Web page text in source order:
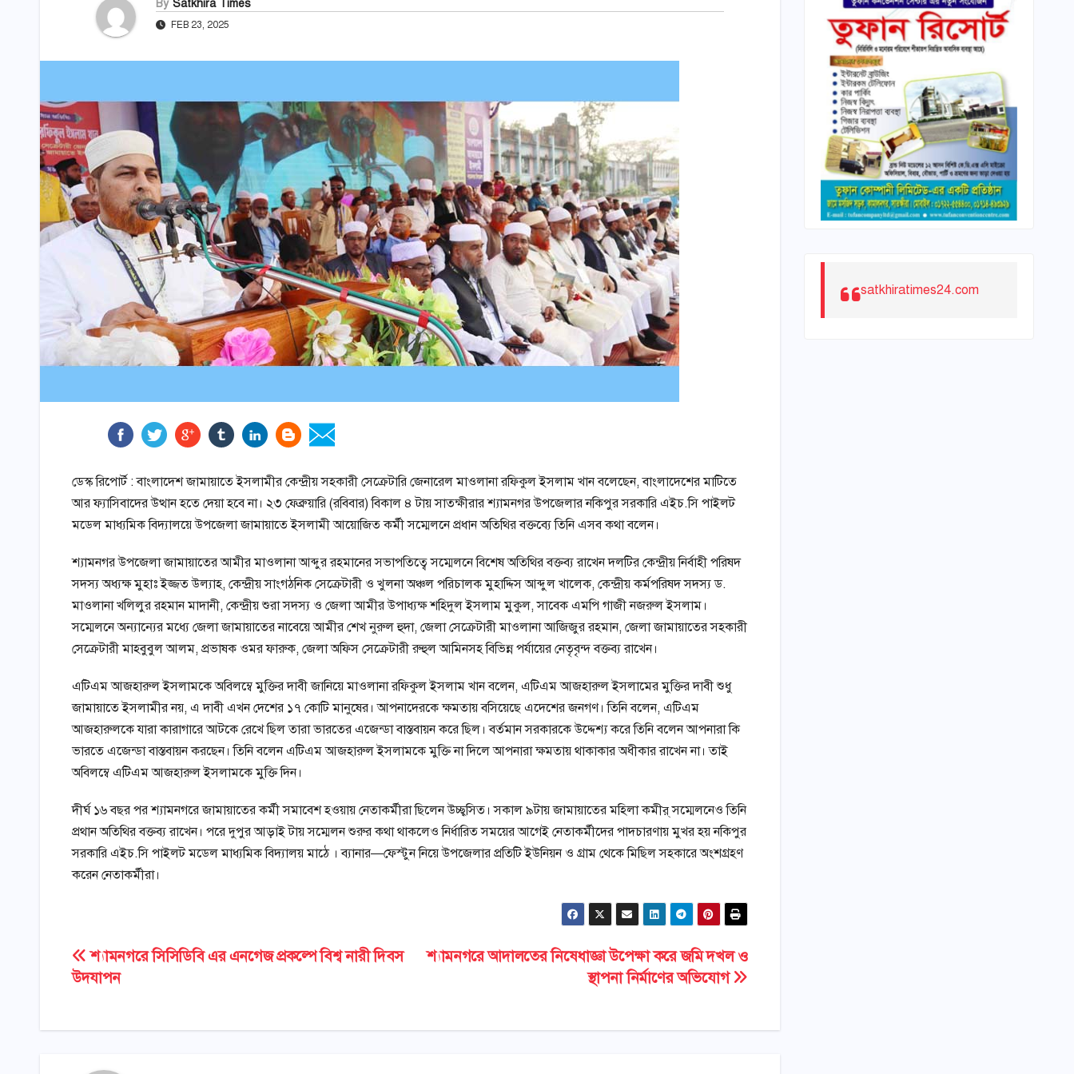
By Satkhira Times
FEB 23, 2025
ডেস্ক রিপোর্ট : বাংলাদেশ জামায়াতে ইসলামীর কেন্দ্রীয় সহকারী সেক্রেটারি জেনারেল মাওলানা রফিকুল ইসলাম খান বলেছেন, বাংলাদেশের মাটিতে
আর ফ্যাসিবাদের উত্থান হতে দেয়া হবে না। ২৩ ফেব্রুয়ারি (রবিবার) বিকাল ৪ টায় সাতক্ষীরার শ্যামনগর উপজেলার নকিপুর সরকারি এইচ.সি পাইলট
মডেল মাধ্যমিক বিদ্যালয়ে উপজেলা জামায়াতে ইসলামী আয়োজিত কর্মী সম্মেলনে প্রধান অতিথির বক্তব্যে তিনি এসব কথা বলেন।
শ্যামনগর উপজেলা জামায়াতের আমীর মাওলানা আব্দুর রহমানের সভাপতিত্বে সম্মেলনে বিশেষ অতিথির বক্তব্য রাখেন দলটির কেন্দ্রীয় নির্বাহী পরিষদ
সদস্য অধ্যক্ষ মুহাঃ ইজ্জত উল্যাহ, কেন্দ্রীয় সাংগঠনিক সেক্রেটারী ও খুলনা অঞ্চল পরিচালক মুহাদ্দিস আব্দুল খালেক, কেন্দ্রীয় কর্মপরিষদ সদস্য ড.
মাওলানা খলিলুর রহমান মাদানী, কেন্দ্রীয় শুরা সদস্য ও জেলা আমীর উপাধ্যক্ষ শহিদুল ইসলাম মুকুল, সাবেক এমপি গাজী নজরুল ইসলাম।
সম্মেলনে অন্যান্যের মধ্যে জেলা জামায়াতের নাবেয়ে আমীর শেখ নুরুল হুদা, জেলা সেক্রেটারী মাওলানা আজিজুর রহমান, জেলা জামায়াতের সহকারী
সেক্রেটারী মাহবুবুল আলম, প্রভাষক ওমর ফারুক, জেলা অফিস সেক্রেটারী রুহুল আমিনসহ বিভিন্ন পর্যায়ের নেতৃবৃন্দ বক্তব্য রাখেন।
এটিএম আজহারুল ইসলামকে অবিলম্বে মুক্তির দাবী জানিয়ে মাওলানা রফিকুল ইসলাম খান বলেন, এটিএম আজহারুল ইসলামের মুক্তির দাবী শুধু
জামায়াতে ইসলামীর নয়, এ দাবী এখন দেশের ১৭ কোটি মানুষের। আপনাদেরকে ক্ষমতায় বসিয়েছে এদেশের জনগণ। তিনি বলেন, এটিএম
আজহারুলকে যারা কারাগারে আটকে রেখে ছিল তারা ভারতের এজেন্ডা বাস্তবায়ন করে ছিল। বর্তমান সরকারকে উদ্দেশ্য করে তিনি বলেন আপনারা কি
ভারতে এজেন্ডা বাস্তবায়ন করছেন। তিনি বলেন এটিএম আজহারুল ইসলামকে মুক্তি না দিলে আপনারা ক্ষমতায় থাকাকার অধীকার রাখেন না। তাই
অবিলম্বে এটিএম আজহারুল ইসলামকে মুক্তি দিন।
দীর্ঘ ১৬ বছর পর শ্যামনগরে জামায়াতের কর্মী সমাবেশ হওয়ায় নেতাকর্মীরা ছিলেন উচ্ছ্বসিত। সকাল ৯টায় জামায়াতের মহিলা কমীর্ সম্মেলনেও তিনি
প্রথান অতিথির বক্তব্য রাখেন। পরে দুপুর আড়াই টায় সম্মেলন শুরুর কথা থাকলেও নির্ধারিত সময়ের আগেই নেতাকর্মীদের পাদচারণায় মুখর হয় নকিপুর
সরকারি এইচ.সি পাইলট মডেল মাধ্যমিক বিদ্যালয় মাঠে । ব্যানার—ফেস্টুন নিয়ে উপজেলার প্রতিটি ইউনিয়ন ও গ্রাম থেকে মিছিল সহকারে অংশগ্রহণ
করেন নেতাকর্মীরা।
Post
navigation
শ্যামনগরে আদালতের নিষেধাজ্ঞা উপেক্ষা করে জমি দখল ও
স্থাপনা নির্মাণের অভিযোগ
শ্যামনগরে সিসিডিবি এর এনগেজ প্রকল্পে বিশ্ব নারী দিবস
উদযাপন
satkhiratimes24.com